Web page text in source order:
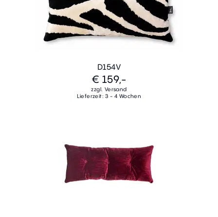
D154V
€ 159,-
zzgl. Versand
Lieferzeit: 3 - 4 Wochen